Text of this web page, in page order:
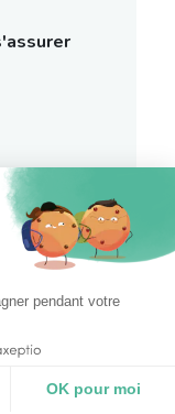
éolien